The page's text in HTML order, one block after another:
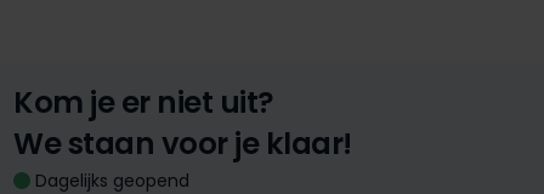
Kom je er niet uit?
We staan voor je klaar!
Dagelijks geopend